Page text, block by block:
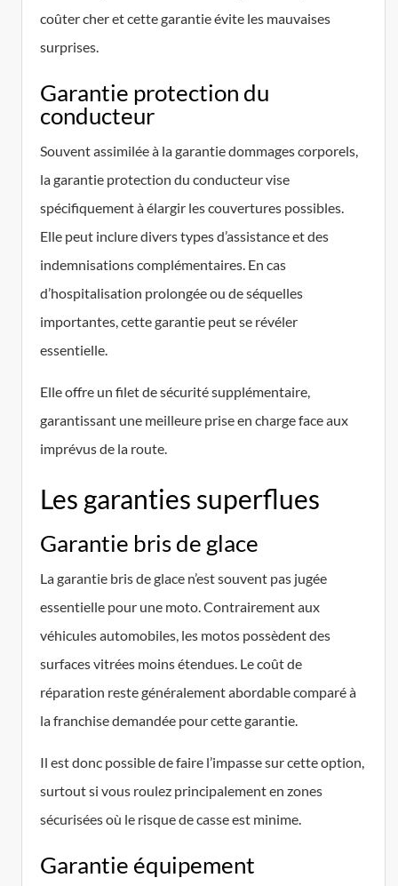
coûter cher et cette garantie évite les mauvaises
surprises.
Garantie protection du
conducteur
Souvent assimilée à la garantie dommages corporels,
la garantie protection du conducteur vise
spécifiquement à élargir les couvertures possibles.
Elle peut inclure divers types d’assistance et des
indemnisations complémentaires. En cas
d’hospitalisation prolongée ou de séquelles
importantes, cette garantie peut se révéler
essentielle.
Elle offre un filet de sécurité supplémentaire,
garantissant une meilleure prise en charge face aux
imprévus de la route.
Les garanties superflues
Garantie bris de glace
La garantie bris de glace n’est souvent pas jugée
essentielle pour une moto. Contrairement aux
véhicules automobiles, les motos possèdent des
surfaces vitrées moins étendues. Le coût de
réparation reste généralement abordable comparé à
la franchise demandée pour cette garantie.
Il est donc possible de faire l’impasse sur cette option,
surtout si vous roulez principalement en zones
sécurisées où le risque de casse est minime.
Garantie équipement